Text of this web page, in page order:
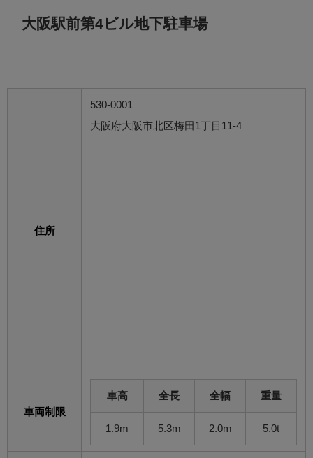
大阪駅前第4ビル地下駐車場
住所
530-0001
大阪府大阪市北区梅田1丁目11-4
車両制限
車高 全長 全幅 重量
1.9m 5.3m 2.0m 5.0t